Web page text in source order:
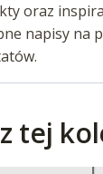
oraz
napisy na
tej